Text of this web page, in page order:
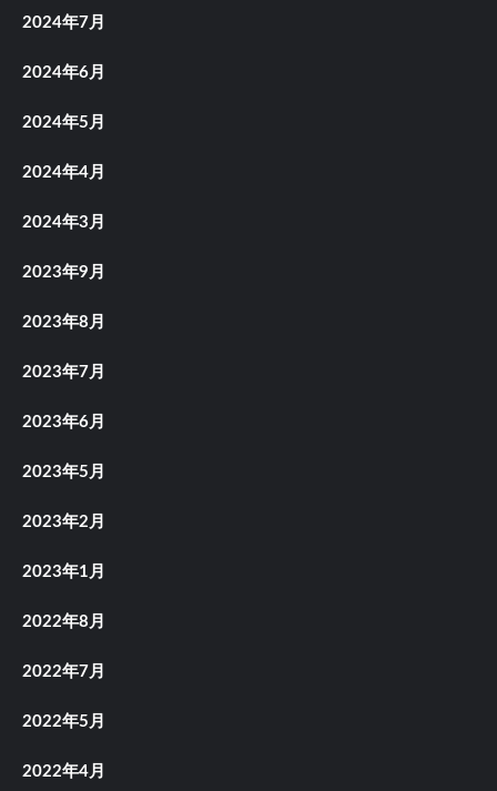
2024年7月
2024年6月
2024年5月
2024年4月
2024年3月
2023年9月
2023年8月
2023年7月
2023年6月
2023年5月
2023年2月
2023年1月
2022年8月
2022年7月
2022年5月
2022年4月